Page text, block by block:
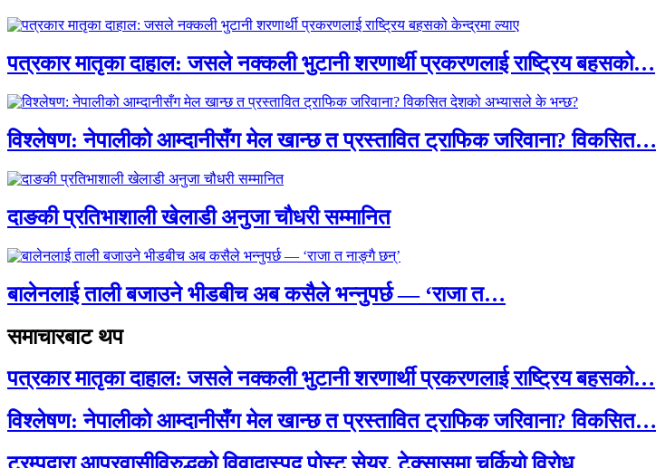
पत्रकार मातृका दाहाल: जसले नक्कली भुटानी शरणार्थी प्रकरणलाई राष्ट्रिय बहसको…
विश्लेषण: नेपालीको आम्दानीसँग मेल खान्छ त प्रस्तावित ट्राफिक जरिवाना? विकसित…
दाङकी प्रतिभाशाली खेलाडी अनुजा चौधरी सम्मानित
बालेनलाई ताली बजाउने भीडबीच अब कसैले भन्नुपर्छ — ‘राजा त…
समाचारबाट थप
पत्रकार मातृका दाहाल: जसले नक्कली भुटानी शरणार्थी प्रकरणलाई राष्ट्रिय बहसको…
विश्लेषण: नेपालीको आम्दानीसँग मेल खान्छ त प्रस्तावित ट्राफिक जरिवाना? विकसित…